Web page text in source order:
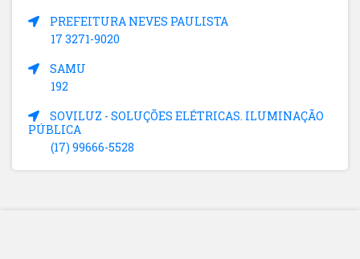
PREFEITURA NEVES PAULISTA
17 3271-9020
SAMU
192
SOVILUZ - SOLUÇÕES ELÉTRICAS. ILUMINAÇÃO
PÚBLICA
(17) 99666-5528